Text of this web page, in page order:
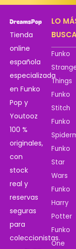
Tienda
online
española
especializada
en Funko
Pop y
Youtooz
100 %
originales,
con
stock
real y
reservas
seguras
para
coleccionistas.
LO
Funko
Things
Funko
Stitch
Funko
Funko
Star
Wars
Funko
Harry
Potter
Funko
One